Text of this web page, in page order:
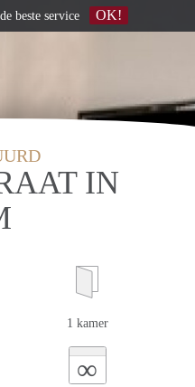
IN
1 kamer
∞
beste service OK!